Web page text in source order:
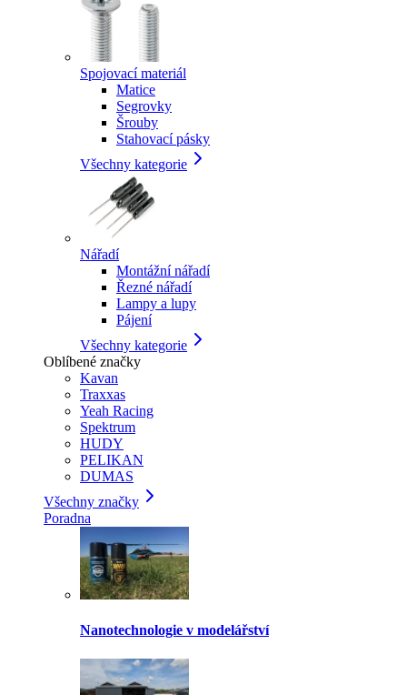
Spojovací materiál
Matice
Segrovky
Šrouby
Stahovací pásky
Všechny kategorie
Nářadí
Montážní nářadí
Řezné nářadí
Lampy a lupy
Pájení
Všechny kategorie
Oblíbené značky
Kavan
Traxxas
Yeah Racing
Spektrum
HUDY
PELIKAN
DUMAS
Všechny značky
Poradna
Nanotechnologie v modelářství